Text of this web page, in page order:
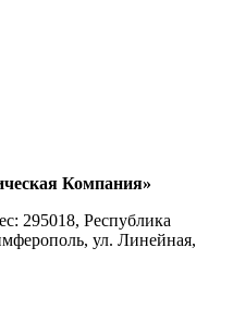
Компания»
295018, Республика
ул. Линейная,